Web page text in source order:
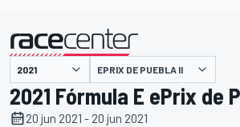
presentado por EPRIX DE PUEBLA II
2021 Fórmula E ePrix de
20 jun 2021 - 20 jun 2021